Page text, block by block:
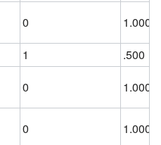
0
1.000
1
.500
0
1.000
0
1.000